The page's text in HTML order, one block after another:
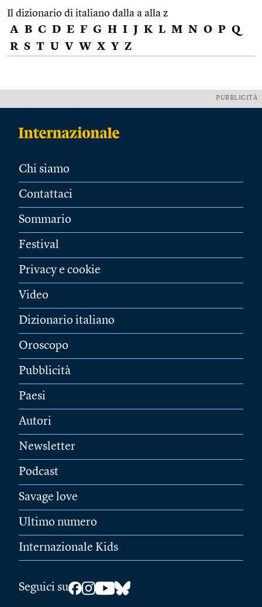
Il dizionario di italiano dalla a alla z
A B C D E F G H I J K L M N O P Q
R S T U V W X Y Z
PUBBLICITÀ
Chi siamo
Contattaci
Sommario
Festival
Privacy e cookie
Video
Dizionario italiano
Oroscopo
Pubblicità
Paesi
Autori
Newsletter
Podcast
Savage love
Ultimo numero
Internazionale Kids
Seguici su